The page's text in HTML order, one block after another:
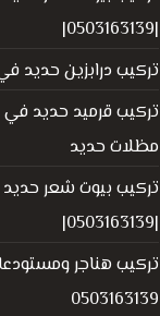
|0503163139|
تركيب درابزين حديد في
مظلات حديد
تركيب بيوت شعر
|0503163139|
تركيب هناجر
0503163139